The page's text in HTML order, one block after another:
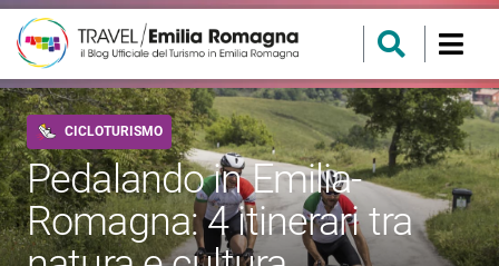
CICLOTURISMO
Pedalando in Emilia-
Romagna: 4 itinerari tra